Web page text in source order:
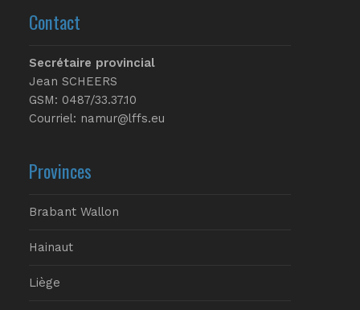
Contact
Secrétaire provincial
Jean SCHEERS
GSM: 0487/33.37.10
Courriel: namur@lffs.eu
Provinces
Brabant Wallon
Hainaut
Liège